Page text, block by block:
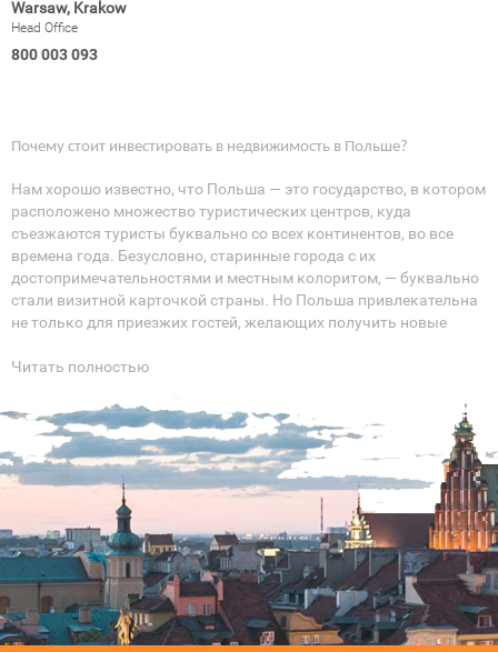
Warsaw, Krakow
Head Office
800 003 093
Почему стоит инвестировать в недвижимость в Польше?
Нам хорошо известно, что Польша — это государство, в котором
расположено множество туристических центров, куда
съезжаются туристы буквально со всех континентов, во все
времена года. Безусловно, старинные города с их
достопримечательностями и местным колоритом, — буквально
стали визитной карточкой страны. Но Польша привлекательна
не только для приезжих гостей, желающих получить новые
Уже с 2005 года, то есть, практически сразу после вступления
Польши в Евросоюз, рынок недвижимости в стране стал
развиваться активнее, чем когда-либо. И это незаурядное
обстоятельство не могло не привлечь потенциальных
покупателей, желающих купить жилье в Польше.
Сейчас возможность купить недвижимость в Польше,
теоретически, есть у любого иностранца. Но в группу лидеров по
приобретению жилья входят украинские граждане, наряду с
немцами и британцами. К примеру, в 2014 году гражданами
Украины было приобретено 418 квартир. И, согласно
информации, полученной из Министерства внутренних дел
Польши, украинцы взяли второе место после немцев по
Читать полностью